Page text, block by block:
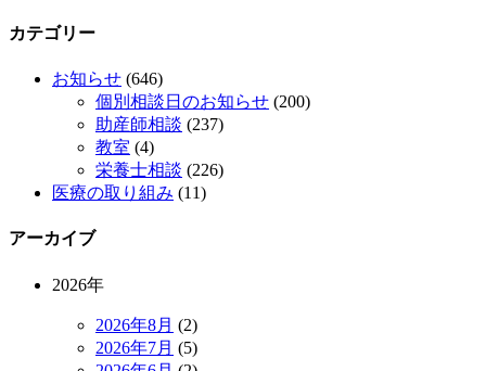
カテゴリー
お知らせ (646)
個別相談日のお知らせ (200)
助産師相談 (237)
教室 (4)
栄養士相談 (226)
医療の取り組み (11)
アーカイブ
2026年
2026年8月 (2)
2026年7月 (5)